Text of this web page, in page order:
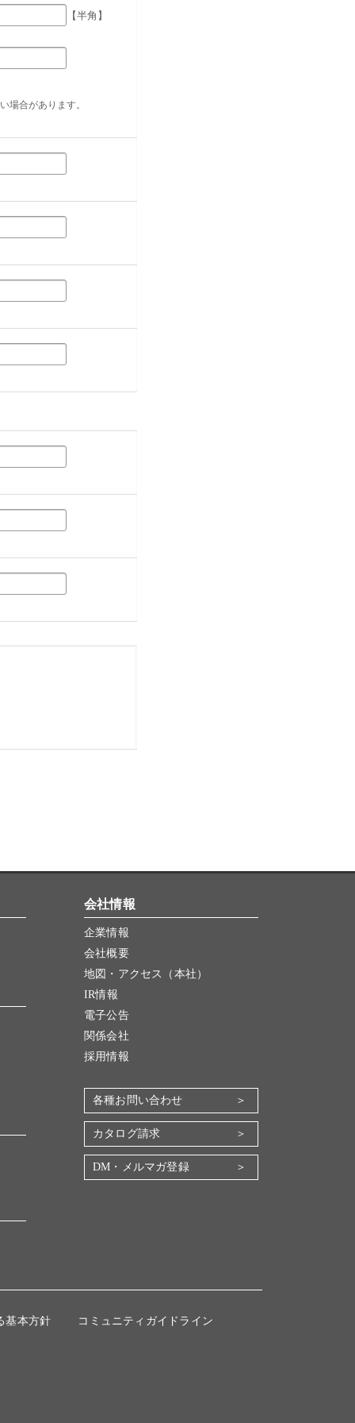
【半角】
場合があります。
会社情報
企業情報
会社概要
地図・アクセス（本社）
IR情報
電子公告
関係会社
採用情報
各種お問い合わせ
カタログ請求
DM・メルマガ登録
基本方針 コミュニティガイドライン